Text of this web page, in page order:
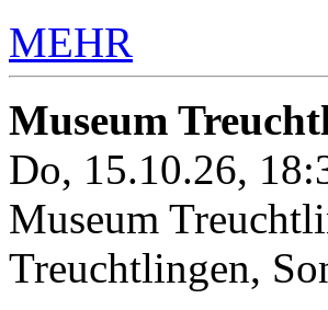
MEHR
Museum
Do, 15.10.26,
Museum
Treuchtlingen,